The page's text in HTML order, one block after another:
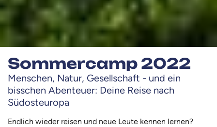
Sommercamp 2022
Menschen, Natur, Gesellschaft - und ein
bisschen Abenteuer: Deine Reise nach
Südosteuropa
Endlich wieder reisen und neue Leute kennen lernen?